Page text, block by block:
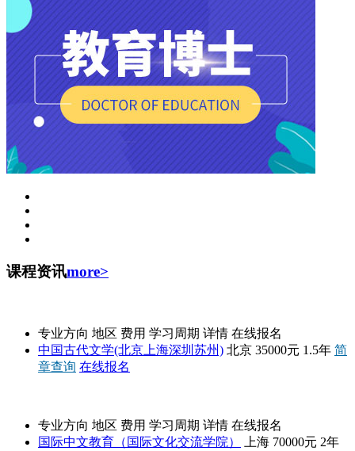
课程资讯more>
专业方向 地区 费用 学习周期 详情 在线报名
中国古代文学(北京上海深圳苏州) 北京 35000元 1.5年 简
章查询 在线报名
专业方向 地区 费用 学习周期 详情 在线报名
国际中文教育（国际文化交流学院）
上海 70000元 2年